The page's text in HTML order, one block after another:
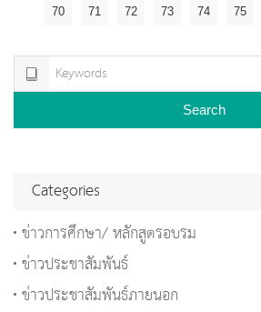
70 71 72 73 74 75
Search
Categories
ข่าวการศึกษา/ หลักสูตรอบรม
ข่าวประชาสัมพันธ์
ข่าวประชาสัมพันธ์ภายนอก